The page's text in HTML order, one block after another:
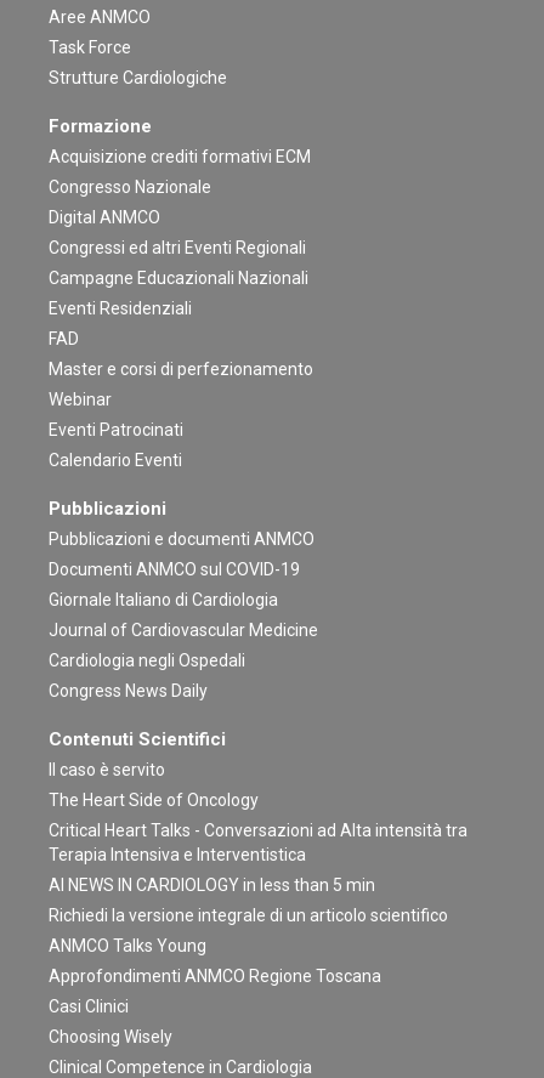
Aree ANMCO
Task Force
Strutture Cardiologiche
Formazione
Acquisizione crediti formativi ECM
Congresso Nazionale
Digital ANMCO
Congressi ed altri Eventi Regionali
Campagne Educazionali Nazionali
Eventi Residenziali
FAD
Master e corsi di perfezionamento
Webinar
Eventi Patrocinati
Calendario Eventi
Pubblicazioni
Pubblicazioni e documenti ANMCO
Documenti ANMCO sul COVID-19
Giornale Italiano di Cardiologia
Journal of Cardiovascular Medicine
Cardiologia negli Ospedali
Congress News Daily
Contenuti Scientifici
Il caso è servito
The Heart Side of Oncology
Critical Heart Talks - Conversazioni ad Alta intensità tra
Terapia Intensiva e Interventistica
AI NEWS IN CARDIOLOGY in less than 5 min
Richiedi la versione integrale di un articolo scientifico
ANMCO Talks Young
Approfondimenti ANMCO Regione Toscana
Casi Clinici
Choosing Wisely
Clinical Competence in Cardiologia